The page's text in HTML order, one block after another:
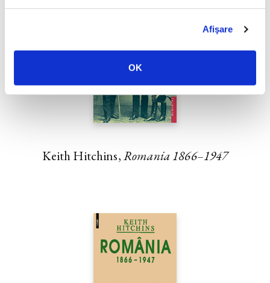
Afişare
OK
Keith Hitchins,Romania 1866–1947